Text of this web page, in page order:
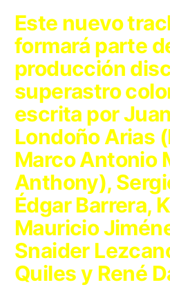
Este nuevo
formará parte
producción
superastro
escrita por
Londoño Arias
Marco Antonio
Anthony),
Édgar Barrera,
Mauricio
Snaider
Quiles y René